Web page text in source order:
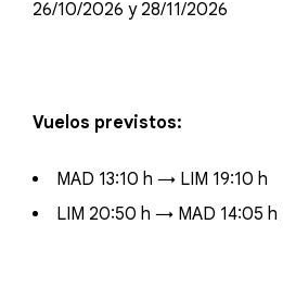
26/10/2026 y 28/11/2026
Vuelos previstos:
MAD 13:10 h → LIM 19:10 h
LIM 20:50 h → MAD 14:05 h